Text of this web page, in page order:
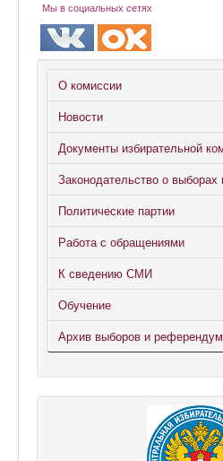
Мы в социальных сетях
О комиссии
Новости
Документы избирательной
Законодательство о
Политические партии
Работа с обращениями
К сведению СМИ
Обучение
Архив выборов и